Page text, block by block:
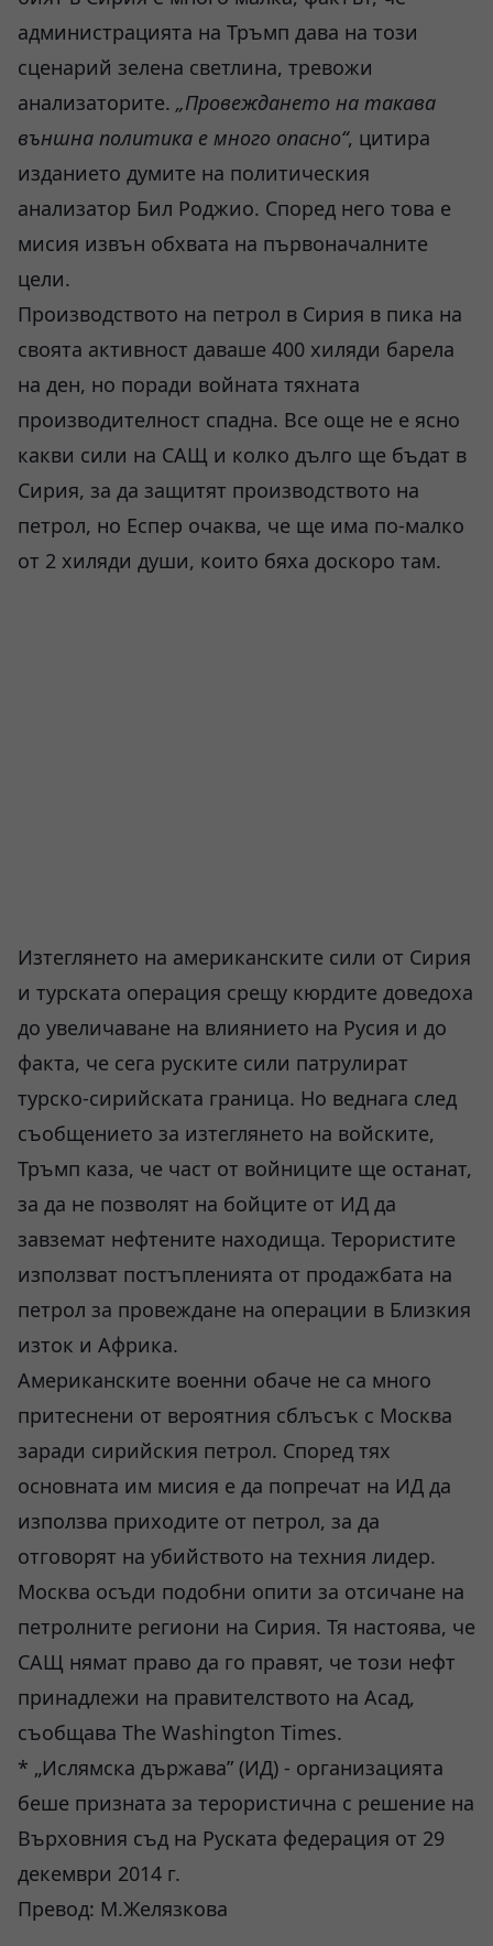
администрацията на Тръмп дава на този
сценарий зелена светлина, тревожи
анализаторите. „Провеждането на такава
външна политика е много опасно“, цитира
изданието думите на политическия
анализатор Бил Роджио. Според него това е
мисия извън обхвата на първоначалните
цели.
Производството на петрол в Сирия в пика на
своята активност даваше 400 хиляди барела
на ден, но поради войната тяхната
производителност спадна. Все още не е ясно
какви сили на САЩ и колко дълго ще бъдат в
Сирия, за да защитят производството на
петрол, но Еспер очаква, че ще има по-малко
от 2 хиляди души, които бяха доскоро там.
Изтеглянето на американските сили от Сирия
и турската операция срещу кюрдите доведоха
до увеличаване на влиянието на Русия и до
факта, че сега руските сили патрулират
турско-сирийската граница. Но веднага след
съобщението за изтеглянето на войските,
Тръмп каза, че част от войниците ще останат,
за да не позволят на бойците от ИД да
завземат нефтените находища. Терористите
използват постъпленията от продажбата на
петрол за провеждане на операции в Близкия
изток и Африка.
Американските военни обаче не са много
притеснени от вероятния сблъсък с Москва
заради сирийския петрол. Според тях
основната им мисия е да попречат на ИД да
използва приходите от петрол, за да
отговорят на убийството на техния лидер.
Москва осъди подобни опити за отсичане на
петролните региони на Сирия. Тя настоява, че
САЩ нямат право да го правят, че този нефт
принадлежи на правителството на Асад,
съобщава The Washington Times.
* „Ислямска държава” (ИД) - организацията
беше призната за терористична с решение на
Върховния съд на Руската федерация от 29
декември 2014 г.
Превод: М.Желязкова